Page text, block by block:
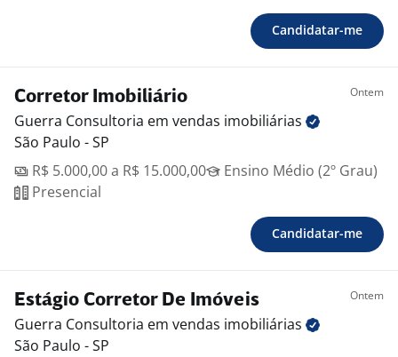
Candidatar-me
Corretor Imobiliário Ontem
Guerra Consultoria em vendas imobiliárias
São Paulo - SP
R$ 5.000,00 a R$ 15.000,00
Ensino Médio (2º Grau)
Presencial
Candidatar-me
Estágio Corretor De Imóveis Ontem
Guerra Consultoria em vendas imobiliárias
São Paulo - SP